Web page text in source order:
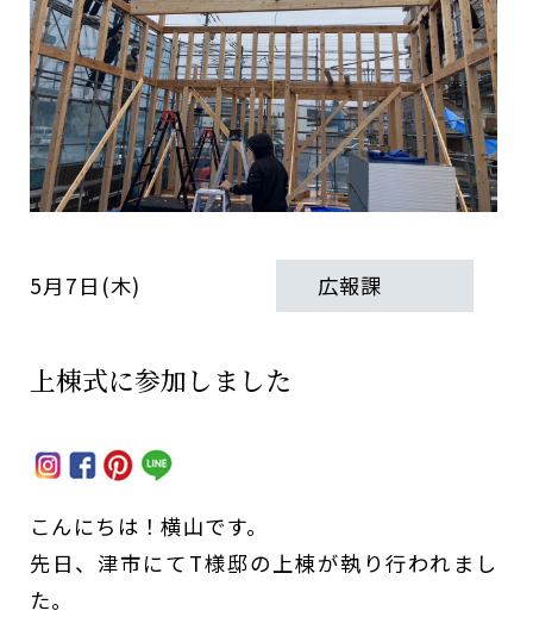
5月7日(木) 広報課
上棟式に参加しました
こんにちは！横山です。
先日、津市にてT様邸の上棟が執り行われまし
た。